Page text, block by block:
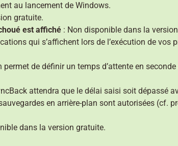
au lancement de Windows.
gratuite.
est affiché : Non disponible dans la
qui s’affichent lors de l’exécution de vos
permet de définir un temps d’attente en
attendra que le délai saisi soit dépassé
en arrière-plan sont autorisées (cf.
dans la version gratuite.